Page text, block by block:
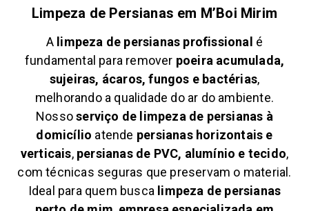
Limpeza de Persianas em M’Boi Mirim
A limpeza de persianas profissional é
fundamental para remover poeira acumulada,
sujeiras, ácaros, fungos e bactérias,
melhorando a qualidade do ar do ambiente.
Nossoserviço de limpeza de persianas à
domicílio atende persianas horizontais e
verticais, persianas de PVC, alumínio e tecido,
com técnicas seguras que preservam o material.
Ideal para quem busca limpeza de persianas